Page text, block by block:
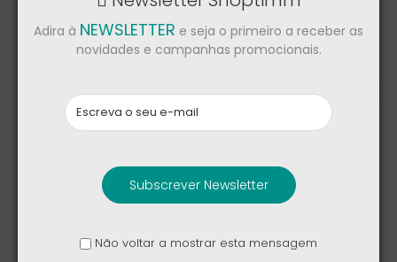
Samsung Galaxy S26
Ultra S Pen
Redmi Smart Pen
45,00 €
Adira à NEWSLETTER e seja o primeiro a receber as
novidades e campanhas promocionais.
Subscrever Newsletter
Não voltar a mostrar esta mensagem